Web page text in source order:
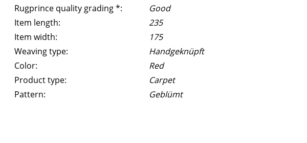
Rugprince quality grading *:
Good
Item length:
235
Item width:
175
Weaving type:
Handgeknüpft
Color:
Red
Product type:
Carpet
Pattern:
Geblümt